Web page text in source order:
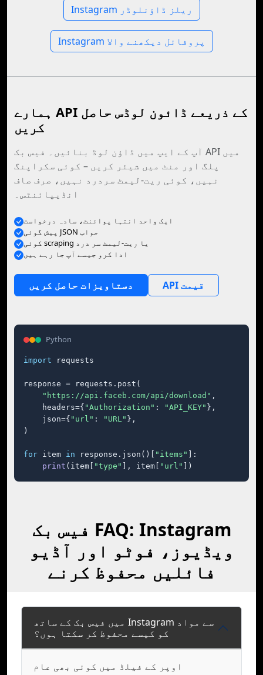
Instagram ریلز ڈاؤنلوڈر
Instagram پروفائل دیکھنے والا
ہمارے API کے ذریعے ڈائون لوڈس حاصل
کریں
آپ کے ایپ میں ڈاؤن لوڈ بنائیں۔ فیس بک API میں
پلگ اور منٹ میں شیئر کریں – کوئی سکراپنگ
نہیں، کوئی ریت-لیمٹ سردرد نہیں، صرف صاف
انڈیپائنٹس۔
ایک واحد انتہا پوائنٹ، سادہ درخواست
پیش گوئی JSON جواب
کوئی scraping یا ریت-لیمٹ سر درد
ادا کرو جیسے آپ جا رہے ہیں
دستاویزات حاصل کریں API قیمت
Python
import requests
response = requests.post(
"https://api.faceb.com/api/download" ,
    headers={
"Authorization" : "API_KEY" },
    json={
"url" : "URL" },
)
for item in response.json()[ "items"
]:
print (item[ "type" ], item[ "url" ])
فیس بک FAQ: Instagram
ویڈیوز، فوٹو اور آڈیو
فائلیں محفوظ کرنے
میں فیس بک کے ساتھ Instagram سے مواد
کو کیسے محفوظ کر سکتا ہوں؟
اوپر کے فیلڈ میں کوئی بھی عام